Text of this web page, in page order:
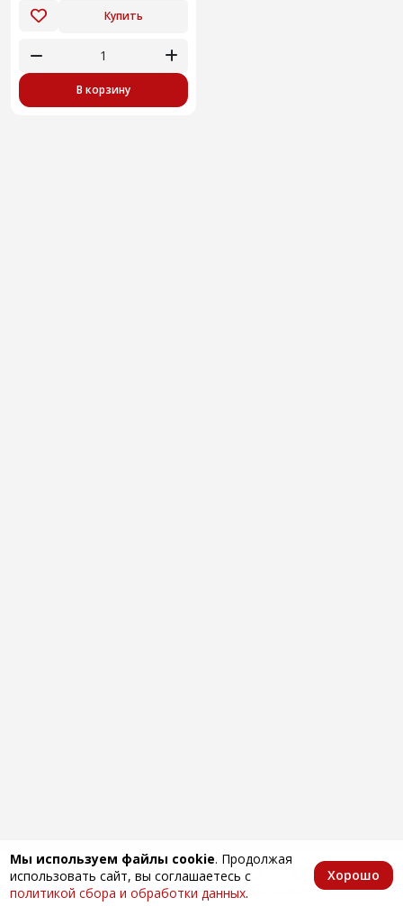
Купить
В корзину
Мы используем файлы cookie. Продолжая
использовать сайт, вы соглашаетесь с
политикой сбора и обработки данных.
Хорошо
Главная КаталогИзбранноеКорзина Аккаунт